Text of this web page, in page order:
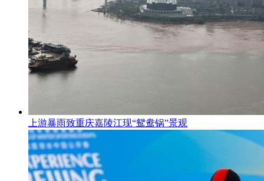
上游暴雨致重庆嘉陵江现“鸳鸯锅”景观